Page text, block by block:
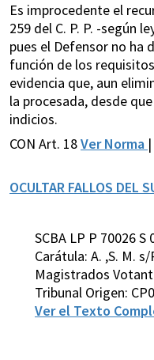
Es improcedente el
259 del C. P. P. -según
pues el Defensor no ha
función de los
evidencia que, aun
la procesada, desde
indicios.
CON Art. 18Ver Norma |
OCULTAR FALLOS DEL
SCBA LP P 70026
Carátula: A. ,S. M.
Magistrados
Tribunal Origen:
Ver el Texto